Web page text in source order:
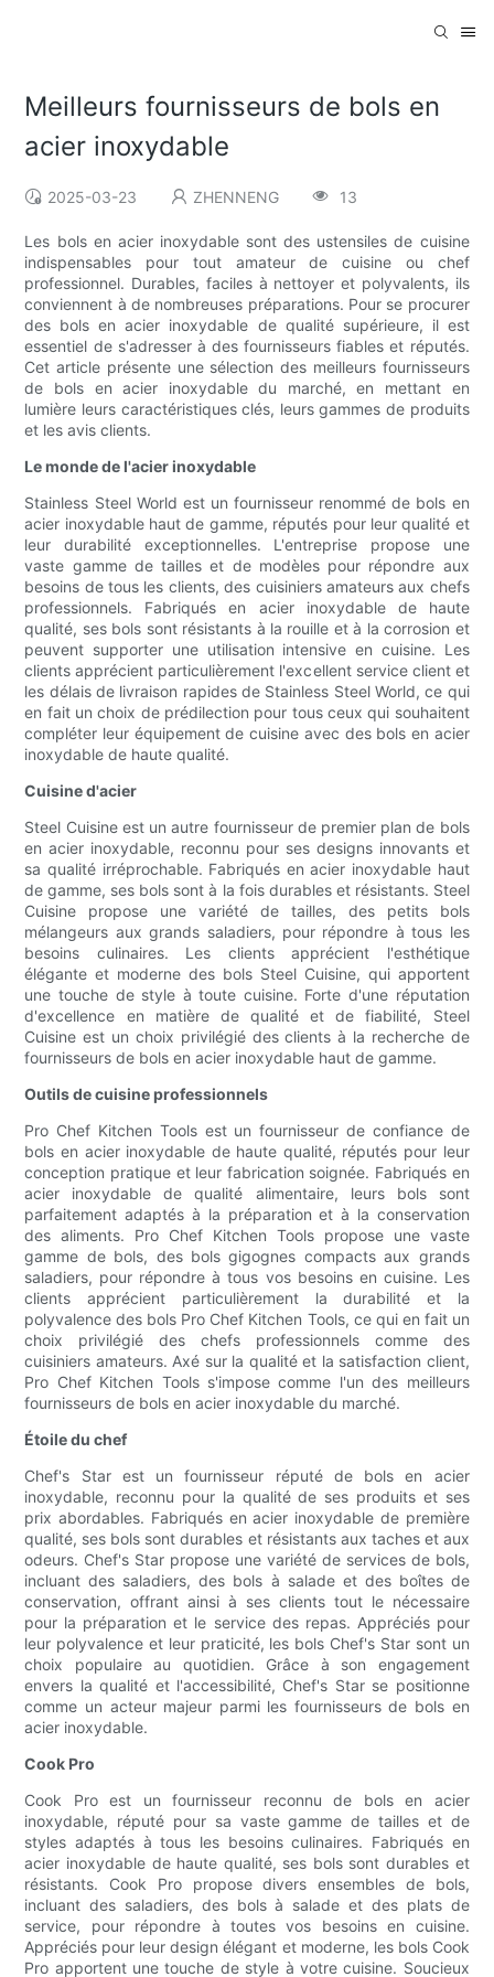
Meilleurs fournisseurs de bols en
acier inoxydable
2025-03-23 ZHENNENG 13
Les bols en acier inoxydable sont des ustensiles de cuisine
indispensables pour tout amateur de cuisine ou chef
professionnel. Durables, faciles à nettoyer et polyvalents, ils
conviennent à de nombreuses préparations. Pour se procurer
des bols en acier inoxydable de qualité supérieure, il est
essentiel de s'adresser à des fournisseurs fiables et réputés.
Cet article présente une sélection des meilleurs fournisseurs
de bols en acier inoxydable du marché, en mettant en
lumière leurs caractéristiques clés, leurs gammes de produits
et les avis clients.
Le monde de l'acier inoxydable
Stainless Steel World est un fournisseur renommé de bols en
acier inoxydable haut de gamme, réputés pour leur qualité et
leur durabilité exceptionnelles. L'entreprise propose une
vaste gamme de tailles et de modèles pour répondre aux
besoins de tous les clients, des cuisiniers amateurs aux chefs
professionnels. Fabriqués en acier inoxydable de haute
qualité, ses bols sont résistants à la rouille et à la corrosion et
peuvent supporter une utilisation intensive en cuisine. Les
clients apprécient particulièrement l'excellent service client et
les délais de livraison rapides de Stainless Steel World, ce qui
en fait un choix de prédilection pour tous ceux qui souhaitent
compléter leur équipement de cuisine avec des bols en acier
inoxydable de haute qualité.
Cuisine d'acier
Steel Cuisine est un autre fournisseur de premier plan de bols
en acier inoxydable, reconnu pour ses designs innovants et
sa qualité irréprochable. Fabriqués en acier inoxydable haut
de gamme, ses bols sont à la fois durables et résistants. Steel
Cuisine propose une variété de tailles, des petits bols
mélangeurs aux grands saladiers, pour répondre à tous les
besoins culinaires. Les clients apprécient l'esthétique
élégante et moderne des bols Steel Cuisine, qui apportent
une touche de style à toute cuisine. Forte d'une réputation
d'excellence en matière de qualité et de fiabilité, Steel
Cuisine est un choix privilégié des clients à la recherche de
fournisseurs de bols en acier inoxydable haut de gamme.
Outils de cuisine professionnels
Pro Chef Kitchen Tools est un fournisseur de confiance de
bols en acier inoxydable de haute qualité, réputés pour leur
conception pratique et leur fabrication soignée. Fabriqués en
acier inoxydable de qualité alimentaire, leurs bols sont
parfaitement adaptés à la préparation et à la conservation
des aliments. Pro Chef Kitchen Tools propose une vaste
gamme de bols, des bols gigognes compacts aux grands
saladiers, pour répondre à tous vos besoins en cuisine. Les
clients apprécient particulièrement la durabilité et la
polyvalence des bols Pro Chef Kitchen Tools, ce qui en fait un
choix privilégié des chefs professionnels comme des
cuisiniers amateurs. Axé sur la qualité et la satisfaction client,
Pro Chef Kitchen Tools s'impose comme l'un des meilleurs
fournisseurs de bols en acier inoxydable du marché.
Étoile du chef
Chef's Star est un fournisseur réputé de bols en acier
inoxydable, reconnu pour la qualité de ses produits et ses
prix abordables. Fabriqués en acier inoxydable de première
qualité, ses bols sont durables et résistants aux taches et aux
odeurs. Chef's Star propose une variété de services de bols,
incluant des saladiers, des bols à salade et des boîtes de
conservation, offrant ainsi à ses clients tout le nécessaire
pour la préparation et le service des repas. Appréciés pour
leur polyvalence et leur praticité, les bols Chef's Star sont un
choix populaire au quotidien. Grâce à son engagement
envers la qualité et l'accessibilité, Chef's Star se positionne
comme un acteur majeur parmi les fournisseurs de bols en
acier inoxydable.
Cook Pro
Cook Pro est un fournisseur reconnu de bols en acier
inoxydable, réputé pour sa vaste gamme de tailles et de
styles adaptés à tous les besoins culinaires. Fabriqués en
acier inoxydable de haute qualité, ses bols sont durables et
résistants. Cook Pro propose divers ensembles de bols,
incluant des saladiers, des bols à salade et des plats de
service, pour répondre à toutes vos besoins en cuisine.
Appréciés pour leur design élégant et moderne, les bols Cook
Pro apportent une touche de style à votre cuisine. Soucieux